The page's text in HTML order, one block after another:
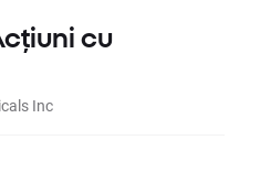
cu
Inc